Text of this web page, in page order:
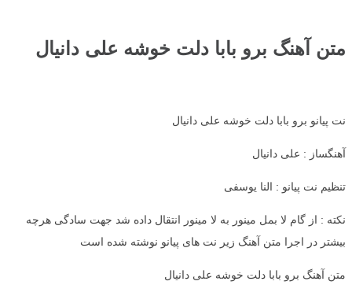
متن آهنگ برو بابا دلت خوشه علی دانیال
نت پیانو برو بابا دلت خوشه علی دانیال
آهنگساز : علی دانیال
تنظیم نت پیانو : النا یوسفی
نکته : از گام لا بمل مینور به لا مینور انتقال داده شد جهت سادگی هرچه
بیشتر در اجرا متن آهنگ زیر نت های پیانو نوشته شده است
متن آهنگ برو بابا دلت خوشه علی دانیال